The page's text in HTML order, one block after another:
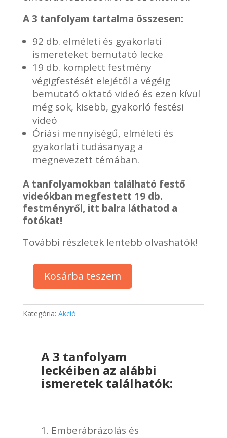
A 3 tanfolyam tartalma összesen:
92 db. elméleti és gyakorlati
ismereteket bemutató lecke
19 db. komplett festmény
végigfestését elejétől a végéig
bemutató oktató videó és ezen kívül
még sok, kisebb, gyakorló festési
videó
Óriási mennyiségű, elméleti és
gyakorlati tudásanyag a
megnevezett témában.
A tanfolyamokban található festő
videókban megfestett 19 db.
festményről, itt balra láthatod a
fotókat!
További részletek lentebb olvashatók!
Csomag
3
az
tanfolyam,
Emberábrázolás
Portréfestés
Kosárba teszem
Kategória: Akció
A 3 tanfolyam
leckéiben az alábbi
ismeretek találhatók:
Emberábrázolás és